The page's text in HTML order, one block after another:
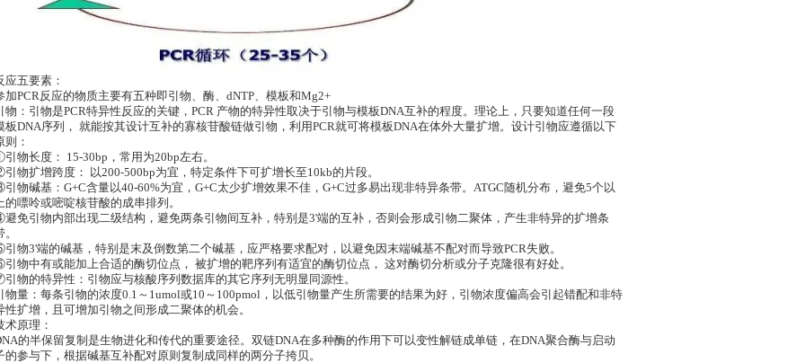
应五要素：
加PCR反应的物质主要有五种即引物、酶、dNTP、模板和Mg2+
物：引物是PCR特异性反应的关键，PCR 产物的特异性取决于引物与模板DNA互补的程度。理论上，只要知道任何一段
板DNA序列， 就能按其设计互补的寡核苷酸链做引物，利用PCR就可将模板DNA在体外大量扩增。设计引物应遵循以下
则：
物长度： 15-30bp，常用为20bp左右。
物扩增跨度： 以200-500bp为宜，特定条件下可扩增长至10kb的片段。
物碱基：G+C含量以40-60%为宜，G+C太少扩增效果不佳，G+C过多易出现非特异条带。ATGC随机分布，避免5个以
的嘌呤或嘧啶核苷酸的成串排列。
免引物内部出现二级结构，避免两条引物间互补，特别是3'端的互补，否则会形成引物二聚体，产生非特异的扩增条
。
物3'端的碱基，特别是末及倒数第二个碱基，应严格要求配对，以避免因末端碱基不配对而导致PCR失败。
物中有或能加上合适的酶切位点， 被扩增的靶序列有适宜的酶切位点， 这对酶切分析或分子克隆很有好处。
物的特异性：引物应与核酸序列数据库的其它序列无明显同源性。
物量：每条引物的浓度0.1～1umol或10～100pmol，以低引物量产生所需要的结果为好，引物浓度偏高会引起错配和非特
性扩增，且可增加引物之间形成二聚体的机会。
术原理：
的半保留复制是生物进化和传代的重要途径。双链DNA在多种酶的作用下可以变性解链成单链，在DNA聚合酶与启动
的参与下，根据碱基互补配对原则复制成同样的两分子挎贝。